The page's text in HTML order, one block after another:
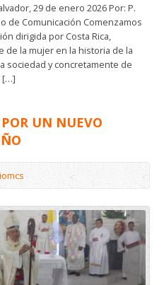
29 de enero 2026 Por: P.
de Comunicación Comenzamos
dirigida por Costa Rica,
la mujer en la historia de la
sociedad y concretamente de
[…]
UN NUEVO